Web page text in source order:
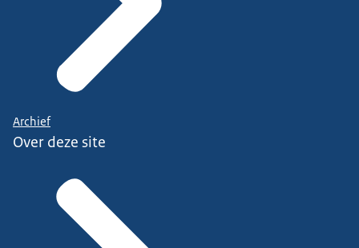
Archief
Over deze site